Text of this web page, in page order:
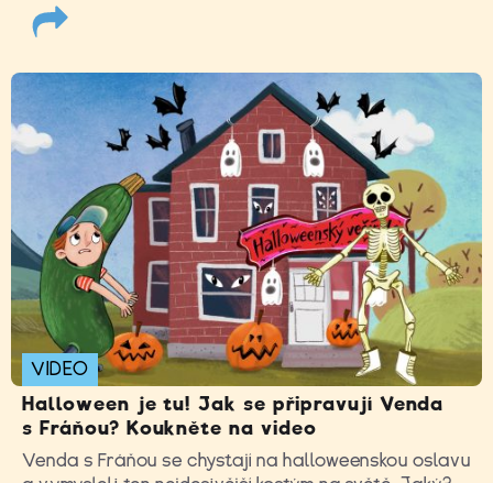
VIDEO
Halloween je tu! Jak se připravují Venda
s Fráňou? Koukněte na video
Venda s Fráňou se chystají na halloweenskou oslavu